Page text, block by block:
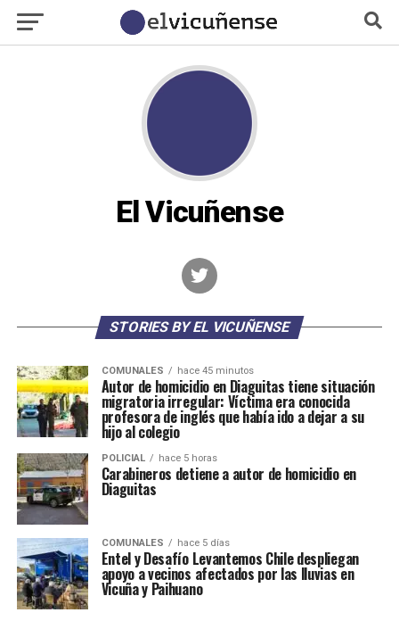
El Vicuñense
STORIES BY EL VICUÑENSE
COMUNALES hace 45 minutos
Autor de homicidio en Diaguitas tiene situación
migratoria irregular: Víctima era conocida
profesora de inglés que había ido a dejar a su
hijo al colegio
POLICIAL hace 5 horas
Carabineros detiene a autor de homicidio en
Diaguitas
COMUNALES hace 5 días
Entel y Desafío Levantemos Chile despliegan
apoyo a vecinos afectados por las lluvias en
Vicuña y Paihuano